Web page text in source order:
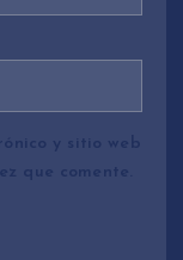
y sitio web
que comente.